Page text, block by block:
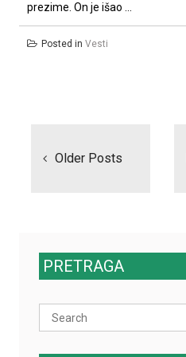
prezime. On je išao ...
Posted in Vesti
Older Posts
PRETRAGA
Search
for: